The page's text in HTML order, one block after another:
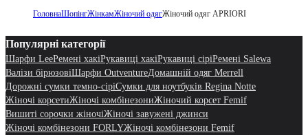
ГоловнаШопінгЖінкамЖіночий одягЖіночий одяг APRIORI
Популярні категорії
Шарфи LeeРемені хакіРукавиці хакіРукавиці сіріРемені Salewa
Валізи бірюзовіШарфи OutventureДомашній одяг Merrell
Дорожні сумки темно-сіріСумки для ноутбуків Regina Notte
Жіночі корсетиЖіночі комбінезониЖіночий корсет Femif
Вишиті сорочки жіночіЖіночі завужені джинси
Жіночі комбінезони FORLYЖіночі комбінезони Femif